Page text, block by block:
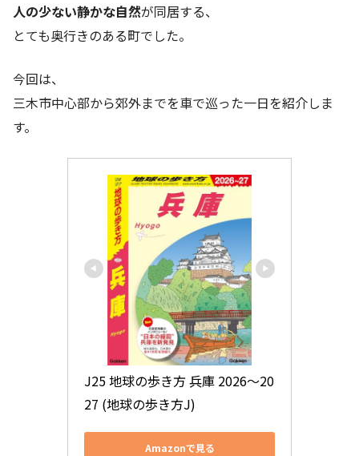
人の少ない静かな自然が同居する、
とても奥行きのある町でした。
今回は、
三木市中心部から郊外までを車で巡った一日を紹介しま
す。
J25 地球の歩き方 兵庫 2026～20
27 (地球の歩き方J)
Amazonで見る